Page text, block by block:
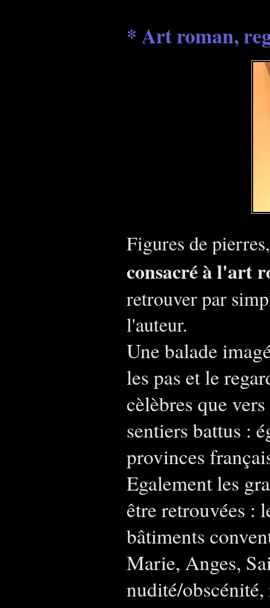
* Art roman,
Figures de
consacré à l'art
retrouver par
l'auteur.
Une balade
les pas et le
cèlèbres que
sentiers battus :
provinces
Egalement les
être retrouvées :
bâtiments
Marie, Anges,
nudité/